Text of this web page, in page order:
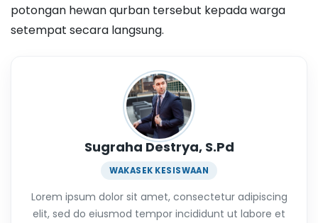
potongan hewan qurban tersebut kepada warga
setempat secara langsung.
Sugraha Destrya, S.Pd
WAKASEK KESISWAAN
Lorem ipsum dolor sit amet, consectetur adipiscing
elit, sed do eiusmod tempor incididunt ut labore et